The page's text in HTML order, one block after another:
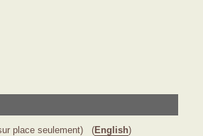
place seulement) (English)